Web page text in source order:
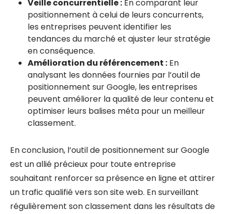
Veille concurrentielle : En comparant leur
positionnement à celui de leurs concurrents,
les entreprises peuvent identifier les
tendances du marché et ajuster leur stratégie
en conséquence.
Amélioration du référencement : En
analysant les données fournies par l’outil de
positionnement sur Google, les entreprises
peuvent améliorer la qualité de leur contenu et
optimiser leurs balises méta pour un meilleur
classement.
En conclusion, l’outil de positionnement sur Google
est un allié précieux pour toute entreprise
souhaitant renforcer sa présence en ligne et attirer
un trafic qualifié vers son site web. En surveillant
régulièrement son classement dans les résultats de